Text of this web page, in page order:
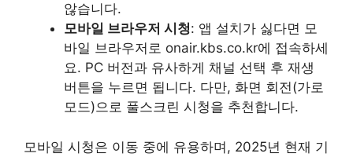
않습니다.
모바일 브라우저 시청: 앱 설치가 싫다면 모
바일 브라우저로 onair.kbs.co.kr에 접속하세
요. PC 버전과 유사하게 채널 선택 후 재생
버튼을 누르면 됩니다. 다만, 화면 회전(가로
모드)으로 풀스크린 시청을 추천합니다.
모바일 시청은 이동 중에 유용하며, 2025년 현재 기